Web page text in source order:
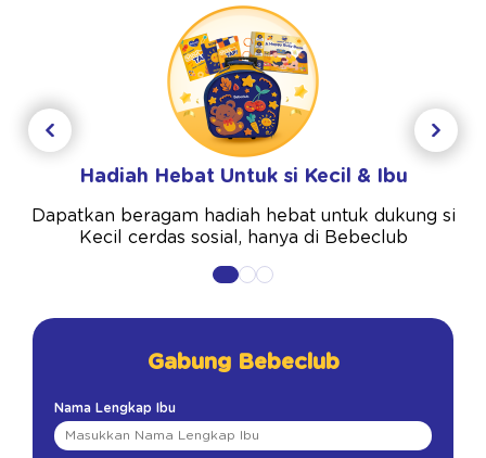
Hadiah Hebat Untuk si Kecil & Ibu
Dapatkan beragam hadiah hebat untuk dukung si
Kecil cerdas sosial, hanya di Bebeclub
Gabung Bebeclub
Nama Lengkap Ibu